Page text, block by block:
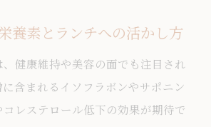
養素とランチへの活かし方
健康維持や美容の面でも注目され
含まれるイソフラボンやサポニン
レステロール低下の効果が期待で